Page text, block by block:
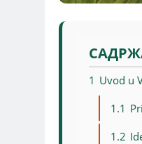
1 Uvod u
1.1
1.2